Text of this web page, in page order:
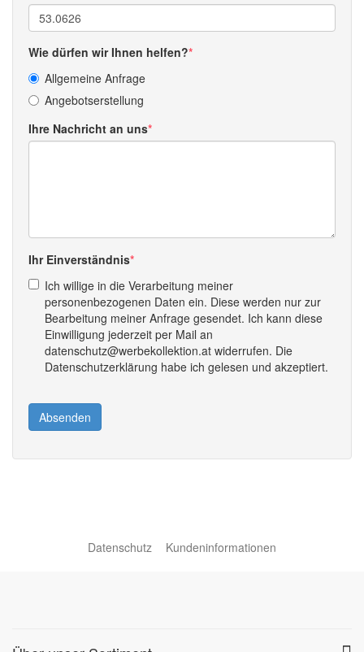
Wie dürfen wir Ihnen helfen?
Allgemeine Anfrage
Angebotserstellung
Ihre Nachricht an uns
Ihr Einverständnis
Ich willige in die Verarbeitung meiner
personenbezogenen Daten ein. Diese werden nur zur
Bearbeitung meiner Anfrage gesendet. Ich kann diese
Einwilligung jederzeit per Mail an
datenschutz@werbekollektion.at widerrufen. Die
Datenschutzerklärung habe ich gelesen und akzeptiert.
Absenden
Datenschutz Kundeninformationen